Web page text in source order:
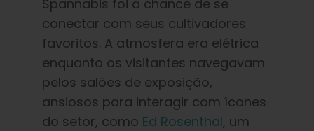
Spannabis foi a chance de se
conectar com seus cultivadores
favoritos. A atmosfera era elétrica
enquanto os visitantes navegavam
pelos salões de exposição,
ansiosos para interagir com ícones
do setor, como Ed Rosenthal, um